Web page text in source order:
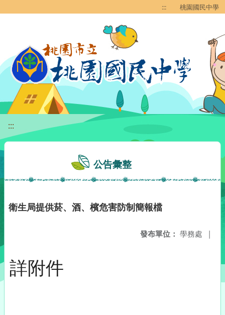
::: 桃園國民中學
:::
公告彙整
衛生局提供菸、酒、檳危害防制簡報檔
發布單位： 學務處 |
詳附件